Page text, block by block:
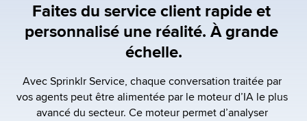
Faites du service client rapide et
personnalisé une réalité. À grande
échelle.
Avec Sprinklr Service, chaque conversation traitée par
vos agents peut être alimentée par le moteur d’IA le plus
avancé du secteur. Ce moteur permet d’analyser